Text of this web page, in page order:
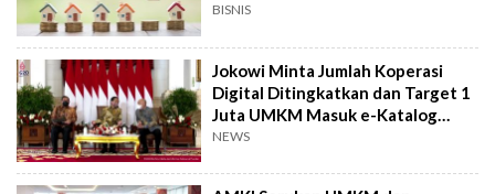
BISNIS
Jokowi Minta Jumlah Koperasi
Digital Ditingkatkan dan Target 1
Juta UMKM Masuk e-Katalog
Tahun Ini
NEWS